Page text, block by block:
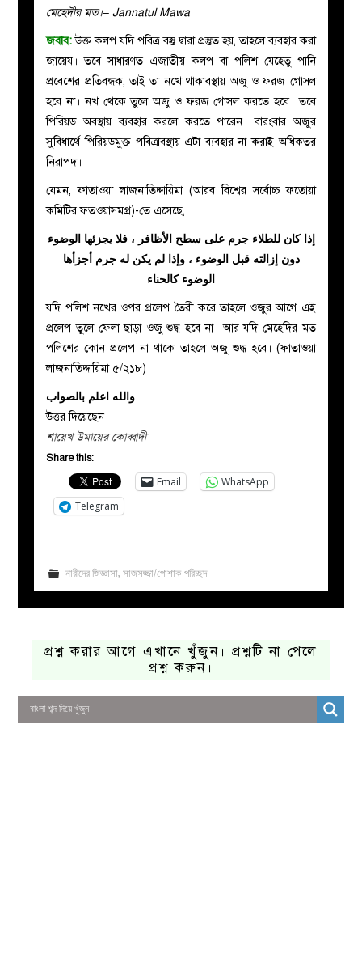
ইসলাহী
মজলিস
প্রশ্ন
করুন
মেহেদীর মত।– Jannatul Mawa
জবাব: উক্ত কলপ যদি পবিত্র বস্তু দ্বারা প্রস্তুত হয়, তাহলে ব্যবহার করা
জায়েয। তবে সাধারণত এজাতীয় কলপ বা পলিশ যেহেতু পানি
প্রবেশের প্রতিবন্ধক, তাই তা নখে থাকাবস্থায় অজু ও ফরজ গোসল
হবে না। নখ থেকে তুলে অজু ও ফরজ গোসল করতে হবে। তবে
পিরিয়ড অবস্থায় ব্যবহার করলে করতে পারেন। বারংবার অজুর
সুবিধার্থে পিরিয়ডমুক্ত পবিত্রাবস্থায় এটা ব্যবহার না করাই অধিকতর
নিরাপদ।
যেমন, ফাতাওয়া লাজনাতিদ্দায়িমা (আরব বিশ্বের সর্বোচ্চ ফতোয়া
কমিটির ফতওয়াসমগ্র)-তে এসেছে,
إذا كان للطلاء جرم على سطح الأظافر ، فلا يجزئها الوضوء
دون إزالته قبل الوضوء ، وإذا لم يكن له جرم أجزأها
الوضوء كالحناء
যদি পলিশ নখের ওপর প্রলেপ তৈরী করে তাহলে ওজুর আগে এই
প্রলেপ তুলে ফেলা ছাড়া ওজু শুদ্ধ হবে না। আর যদি মেহেদির মত
পলিশের কোন প্রলেপ না থাকে তাহলে অজু শুদ্ধ হবে। (ফাতাওয়া
লাজনাতিদ্দায়িমা ৫/২১৮)
والله اعلم بالصواب
উত্তর দিয়েছেন
শায়েখ উমায়ের কোব্বাদী
Share this:
Email
WhatsApp
Telegram
নারীদের জিজ্ঞাসা, সাজসজ্জা/পোশাক-পরিচ্ছদ
প্রশ্ন করার আগে এখানে খুঁজুন। প্রশ্নটি না পেলে
প্রশ্ন করুন।